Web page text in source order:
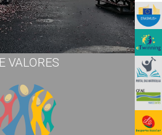
VALORES